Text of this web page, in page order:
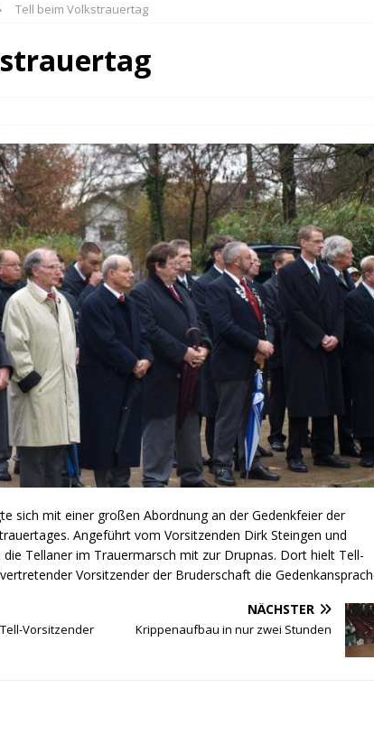
Tell beim Volkstrauertag
sich mit einer großen Abordnung an der Gedenkfeier der
Angeführt vom Vorsitzenden Dirk Steingen und
die Tellaner im Trauermarsch mit zur Drupnas. Dort hielt Tell-
Vorsitzender der Bruderschaft die
Vorsitzender
NÄCHSTER
Krippenaufbau in nur zwei Stunden